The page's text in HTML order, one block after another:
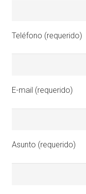
Teléfono (requerido)
E-mail (requerido)
Asunto (requerido)